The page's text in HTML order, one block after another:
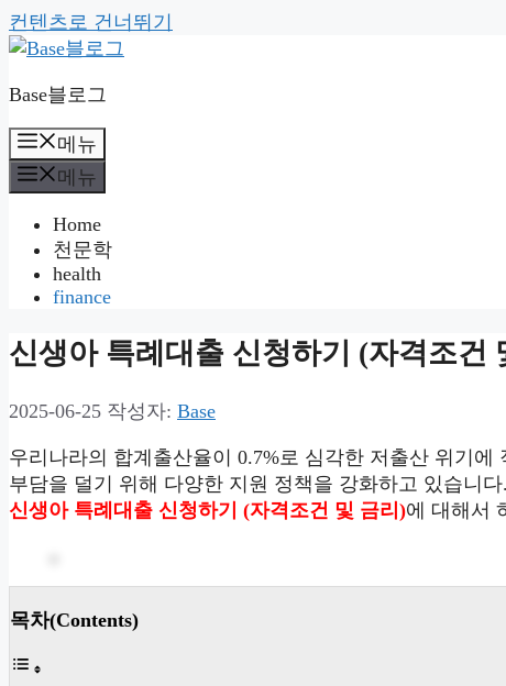
컨텐츠로 건너뛰기
Base블로그
메뉴
메뉴
Home
천문학
health
finance
신생아 특례대출 신청하기 (자격조건
2025-06-25 작성자: Base
우리나라의 합계출산율이 0.7%로 심각한 저출산 위기
부담을 덜기 위해 다양한 지원 정책을 강화하고 있습니
신생아 특례대출 신청하기 (자격조건 및 금리)에 대해서
목차(Contents)